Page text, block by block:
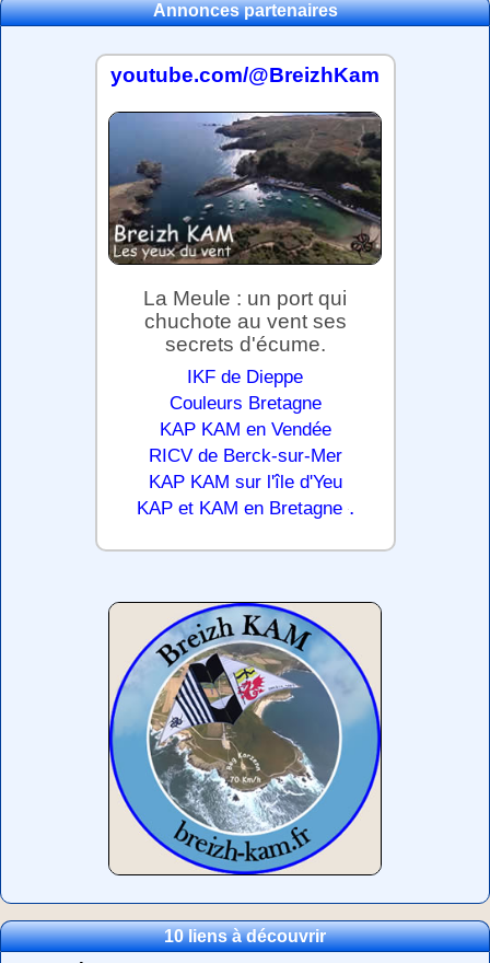
Annonces partenaires
youtube.com/@BreizhKam
La Meule : un port qui
chuchote au vent ses
secrets d'écume.
IKF de Dieppe
Couleurs Bretagne
KAP KAM en Vendée
RICV de Berck-sur-Mer
KAP KAM sur l'île d'Yeu
KAP et KAM en Bretagne .
10 liens à découvrir